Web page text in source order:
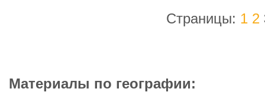
Страницы: 1 2
Материалы по географии: